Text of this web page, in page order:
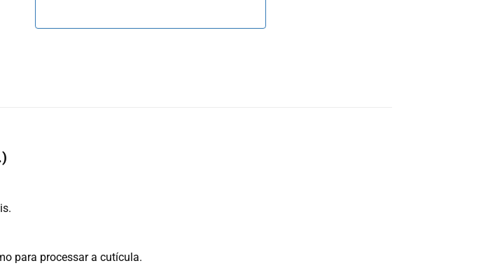
para processar a cutícula.